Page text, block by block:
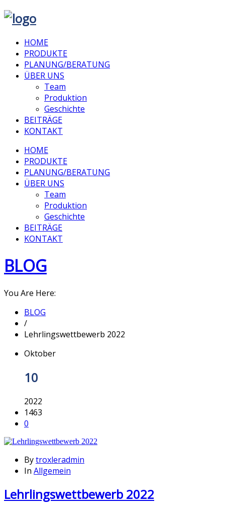
HOME
PRODUKTE
PLANUNG/BERATUNG
ÜBER UNS
Team
Produktion
Geschichte
BEITRÄGE
KONTAKT
HOME
PRODUKTE
PLANUNG/BERATUNG
ÜBER UNS
Team
Produktion
Geschichte
BEITRÄGE
KONTAKT
BLOG
You Are Here:
BLOG
/
Lehrlingswettbewerb 2022
Oktober
10
2022
1463
0
Bytroxleradmin
In Allgemein
Lehrlingswettbewerb 2022